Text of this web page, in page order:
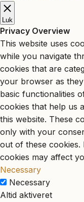
Luk
Privacy Overview
This website uses
while you navigate
cookies that are
your browser as
basic functionalities
cookies that help us
this website. These
only with your
out of these
cookies may affect
Necessary
Necessary
Altid aktiveret